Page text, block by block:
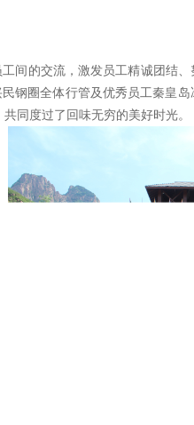
的交流，激发员工精诚团结、
钢圈全体行管及优秀员工秦皇
同度过了回味无穷的美好时光。